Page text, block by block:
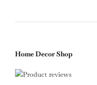
Home Decor Shop